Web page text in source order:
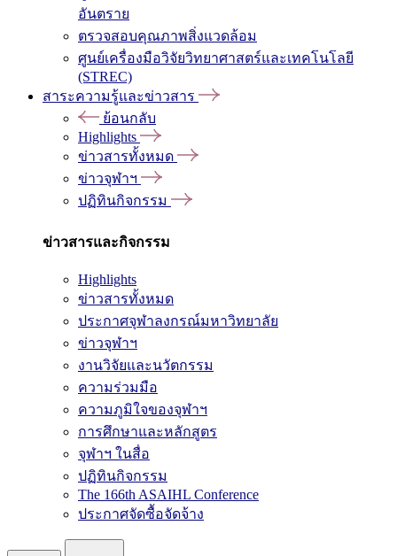
อันตราย
ตรวจสอบคุณภาพสิ่งแวดล้อม
ศูนย์เครื่องมือวิจัยวิทยาศาสตร์และเทคโนโลยี
(STREC)
สาระความรู้และข่าวสาร
ย้อนกลับ
Highlights
ข่าวสารทั้งหมด
ข่าวจุฬาฯ
ปฏิทินกิจกรรม
ข่าวสารและกิจกรรม
Highlights
ข่าวสารทั้งหมด
ประกาศจุฬาลงกรณ์มหาวิทยาลัย
ข่าวจุฬาฯ
งานวิจัยและนวัตกรรม
ความร่วมมือ
ความภูมิใจของจุฬาฯ
การศึกษาและหลักสูตร
จุฬาฯ ในสื่อ
ปฏิทินกิจกรรม
The 166th ASAIHL Conference
ประกาศจัดซื้อจัดจ้าง